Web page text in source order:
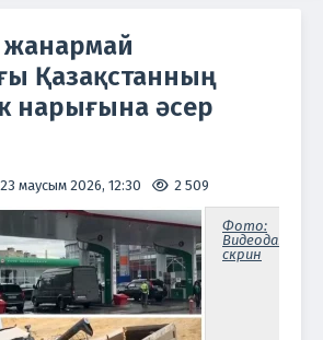
жанармай
Қазақстанның
нарығына әсер
23 маусым 2026, 12:30 2 509
Фото:
Видеодан
скрин